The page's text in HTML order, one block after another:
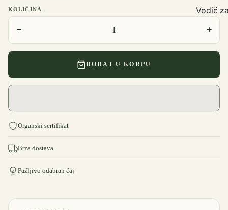
Vodič
KOLIČINA
− +
DODAJ U KORPU
Organski sertifikat
Brza dostava
Pažljivo odabran čaj